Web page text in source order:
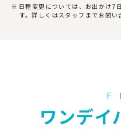
日程変更については、お出かけ7
す。詳しくはスタッフまでお問い
ワンデイ